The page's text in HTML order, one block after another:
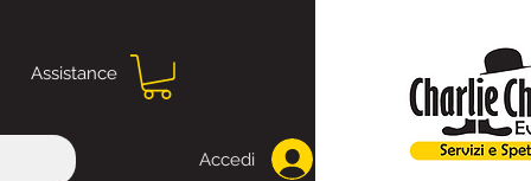
Assistance
Accedi